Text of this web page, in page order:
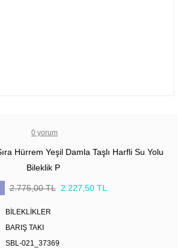
0 yorum
Hürrem Yeşil Damla Taşlı Harfli Su Yolu
Bileklik P
2.775,00 TL 2.227,50 TL
BİLEKLİKLER
BARIŞ TAKI
SBL-021_37369